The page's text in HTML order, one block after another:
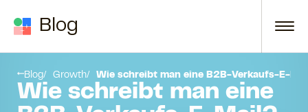
Blog
Blog Growth Wie schreibt man eine B2B-Verkaufs-E-
Wie schreibt man eine